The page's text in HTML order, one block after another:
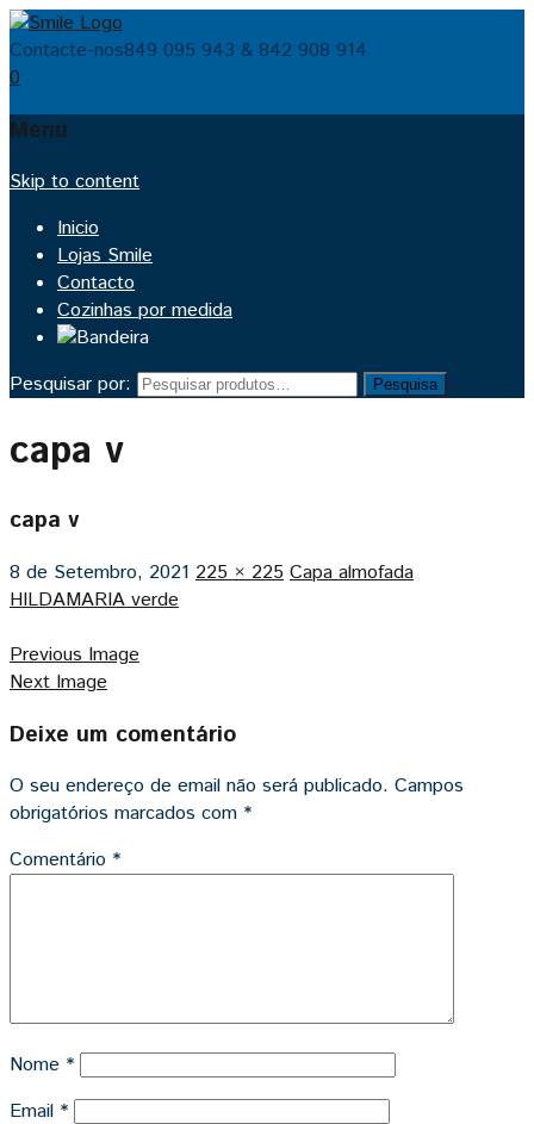
Contacte-nos849 095 943 & 842 908 914
0
Menu
Skip to content
Inicio
Lojas Smile
Contacto
Cozinhas por medida
Pesquisar por: Pesquisa
capa v
capa v
8 de Setembro, 2021 225 × 225 Capa almofada
HILDAMARIA verde
Previous Image
Next Image
Deixe um comentário
O seu endereço de email não será publicado. Campos
obrigatórios marcados com *
Comentário *
Nome *
Email *